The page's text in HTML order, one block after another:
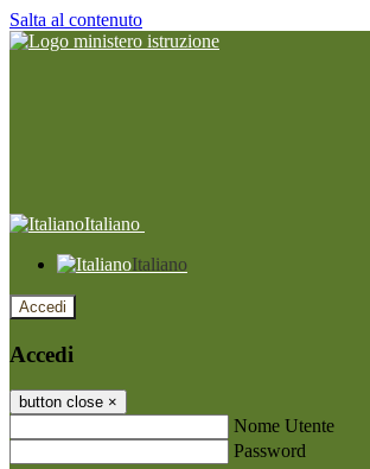
Salta al contenuto
Italiano
Italiano
Accedi
Accedi
button close ×
Nome Utente
Password